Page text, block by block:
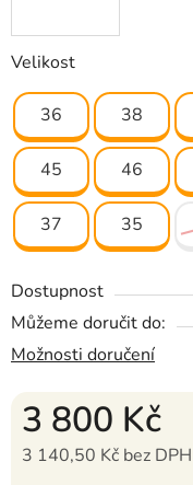
Velikost
36 38
45 46
37 35
Dostupnost
Můžeme doručit do:
Možnosti doručení
3 800 Kč
3 140,50 Kč bez DPH